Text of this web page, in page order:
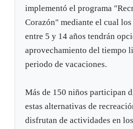
implementó el programa
Corazón" mediante el cual
entre 5 y 14 años tendrán
aprovechamiento del tiempo
periodo de vacaciones.
Más de 150 niños participan
estas alternativas de
disfrutan de actividades en